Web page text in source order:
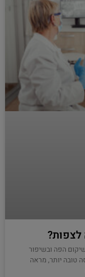
לצפות?
הפה ובשיפור
טובה יותר, מראה